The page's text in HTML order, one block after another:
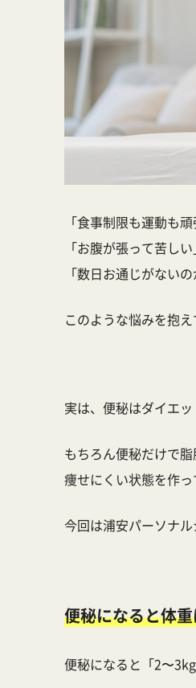
「食事制限も運動も
「お腹が張って苦しい
「数日お通じがないの
このような悩みを抱
実は、 便秘はダイエ
もちろん便秘だけで
痩せにくい状態を作っ
今回は浦安パーソナ
便秘になると体
便秘になると「2〜